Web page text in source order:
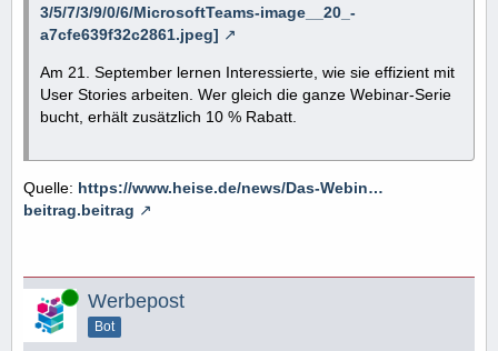
3/5/7/3/9/0/6/MicrosoftTeams-image__20_-
a7cfe639f32c2861.jpeg]
Am 21. September lernen Interessierte, wie sie effizient mit
User Stories arbeiten. Wer gleich die ganze Webinar-Serie
bucht, erhält zusätzlich 10 % Rabatt.
Quelle: https://www.heise.de/news/Das-Webin…
beitrag.beitrag
Online Werbepost
Bot